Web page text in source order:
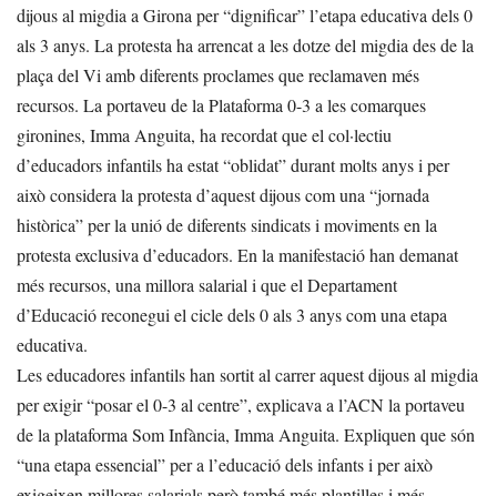
dijous al migdia a Girona per “dignificar” l’etapa educativa dels 0
als 3 anys. La protesta ha arrencat a les dotze del migdia des de la
plaça del Vi amb diferents proclames que reclamaven més
recursos. La portaveu de la Plataforma 0-3 a les comarques
gironines, Imma Anguita, ha recordat que el col·lectiu
d’educadors infantils ha estat “oblidat” durant molts anys i per
això considera la protesta d’aquest dijous com una “jornada
històrica” per la unió de diferents sindicats i moviments en la
protesta exclusiva d’educadors. En la manifestació han demanat
més recursos, una millora salarial i que el Departament
d’Educació reconegui el cicle dels 0 als 3 anys com una etapa
educativa.
Les educadores infantils han sortit al carrer aquest dijous al migdia
per exigir “posar el 0-3 al centre”, explicava a l’ACN la portaveu
de la plataforma Som Infància, Imma Anguita. Expliquen que són
“una etapa essencial” per a l’educació dels infants i per això